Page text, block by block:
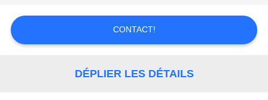
LES
AFFAIRES
CONTACT!
DÉPLIER LES DÉTAILS